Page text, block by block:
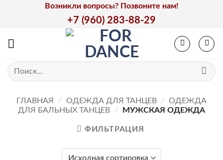
Возникли вопросы? Позвоните нам!
+7 (960) 283-88-29
Искать:
ГЛАВНАЯ / ОДЕЖДА ДЛЯ ТАНЦЕВ /
ОДЕЖДА
ДЛЯ БАЛЬНЫХ ТАНЦЕВ
/ МУЖСКАЯ ОДЕЖДА
ФИЛЬТРАЦИЯ